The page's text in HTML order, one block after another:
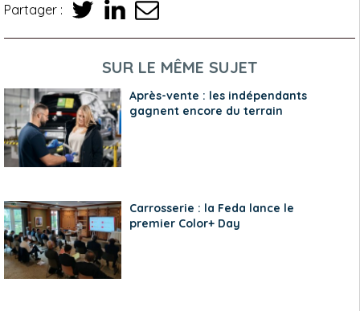
Partager :
SUR LE MÊME SUJET
Après-vente : les indépendants
gagnent encore du terrain
Carrosserie : la Feda lance le
premier Color+ Day